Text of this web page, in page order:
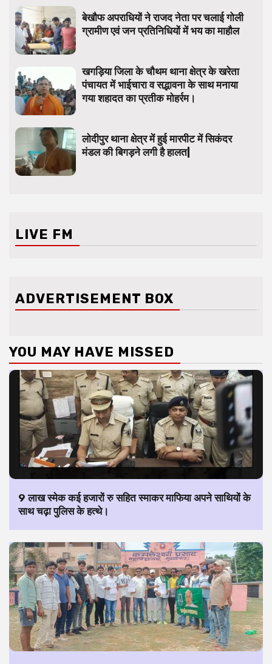
बेखौफ अपराधियों ने राजद नेता पर चलाई गोली
ग्रामीण एवं जन प्रतिनिधियों में भय का माहौल
खगड़िया जिला के चौथम थाना क्षेत्र के खरेता
पंचायत में भाईचारा व सद्भावना के साथ मनाया
गया शहादत का प्रतीक मोहर्रम।
लोदीपुर थाना क्षेत्र में हुई मारपीट में सिकंदर
मंडल की बिगड़ने लगी है हालत|
LIVE FM
ADVERTISEMENT BOX
YOU MAY HAVE MISSED
9 लाख स्मेक कई हजारों रु सहित स्माकर माफिया अपने साथियों के
साथ चढ़ा पुलिस के हत्थे।